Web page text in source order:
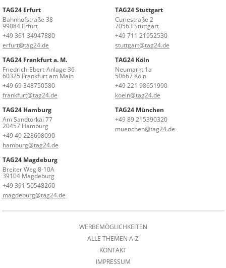
TAG24 Erfurt
Bahnhofstraße 38
99084 Erfurt
+49 361 34947880
erfurt@tag24.de
TAG24 Stuttgart
Curiestraße 2
70563 Stuttgart
+49 711 21952530
stuttgart@tag24.de
TAG24 Frankfurt a. M.
Friedrich-Ebert-Anlage 36
60325 Frankfurt am Main
+49 69 348750580
frankfurt@tag24.de
TAG24 Köln
Neumarkt 1a
50667 Köln
+49 221 98651990
koeln@tag24.de
TAG24 Hamburg
Am Sandtorkai 77
20457 Hamburg
+49 40 228608090
hamburg@tag24.de
TAG24 München
+49 89 215390320
muenchen@tag24.de
TAG24 Magdeburg
Breiter Weg 8-10A
39104 Magdeburg
+49 391 50548260
magdeburg@tag24.de
WERBEMÖGLICHKEITEN
ALLE THEMEN A-Z
KONTAKT
IMPRESSUM